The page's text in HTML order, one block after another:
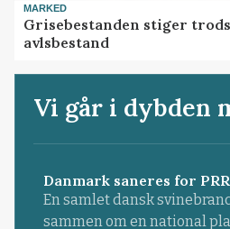
MARKED
Grisebestanden stiger
avlsbestand
Vi går i dybden
Danmark saneres for
En samlet dansk
sammen om en national